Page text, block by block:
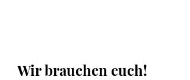
Wir brauchen euch!